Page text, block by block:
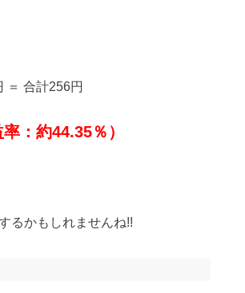
＝ 合計256円
：約44.35％）
るかもしれませんね!!